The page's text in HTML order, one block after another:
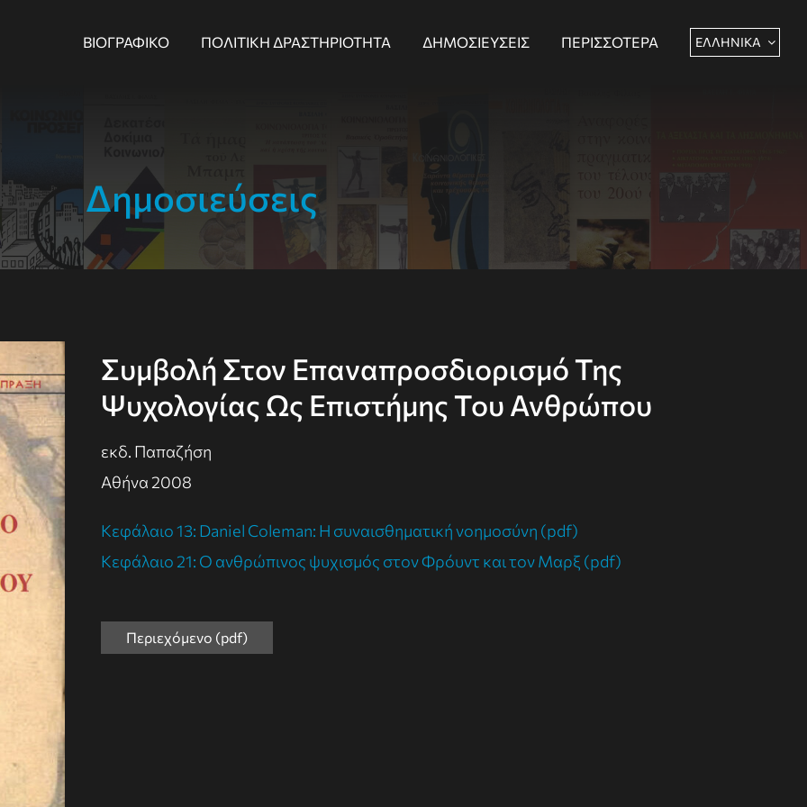
ΒΙΟΓΡΑΦΙΚΌ ΠΟΛΙΤΙΚΉ ΔΡΑΣΤΗΡΙΌΤΗΤΑ ΔΗΜΟΣΙΕΎΣΕΙΣ ΠΕΡΙΣΣΌΤΕΡΑ ΕΛΛΗΝΙΚΆ
Δημοσιεύσεις
Συμβολή Στον Επαναπροσδιορισμό Της
Ψυχολογίας Ως Επιστήμης Του Ανθρώπου
εκδ. Παπαζήση
Αθήνα 2008
Κεφάλαιο 13: Daniel Coleman: Η συναισθηματική νοημοσύνη (pdf)
Κεφάλαιο 21: Ο ανθρώπινος ψυχισμός στον Φρόυντ και τον Μαρξ (pdf)
Περιεχόμενο (pdf)